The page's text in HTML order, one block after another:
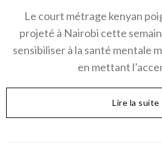
Le court métrage kenyan
projeté à Nairobi cette
sensibiliser à la santé mentale
en mettant
Lire la suite